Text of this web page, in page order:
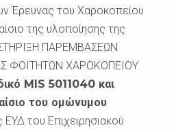
Έρευνας του Χαροκοπείου
της υλοποίησης της
ΠΑΡΕΜΒΑΣΕΩΝ
ΦΟΙΤΗΤΩΝ ΧΑΡΟΚΟΠΕΙΟΥ
MIS 5011040 και
του ομώνυμου
ΕΥΔ του Επιχειρησιακού